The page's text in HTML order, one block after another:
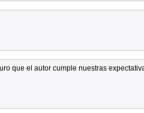
que el autor cumple nuestras